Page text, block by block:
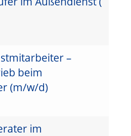
–
beim
(m/w/d)
im